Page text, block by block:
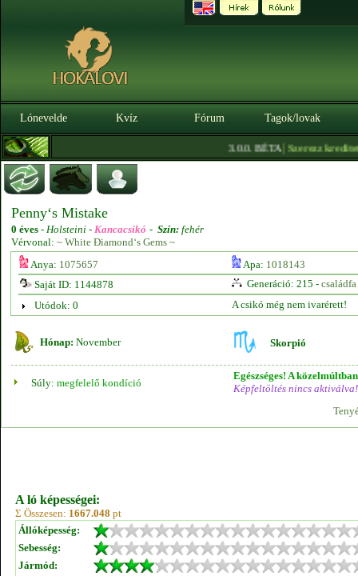
Lónevelde Kvíz Fórum Tagok/lovak
3.0.0. BÉTA|Szerezz kreditet
Penny‘s Mistake
0 éves - Holsteini - Kancacsikó - Szín: fehér
Vérvonal: ~ White Điamond‘s Gems ~
Anya: 1075657 Apa: 1018143
Saját ID: 1144878
Generáció: 215 - családfa
Utódok: 0
A csikó még nem ivarérett!
Hónap: November Skorpió
Súly: megfelelő kondíció
Egészséges! A
Képfeltöltés nincs aktiválva!
A ló képességei:
Σ Összesen: 1667.048 pt
Állóképesség:
Sebesség:
Jármód: